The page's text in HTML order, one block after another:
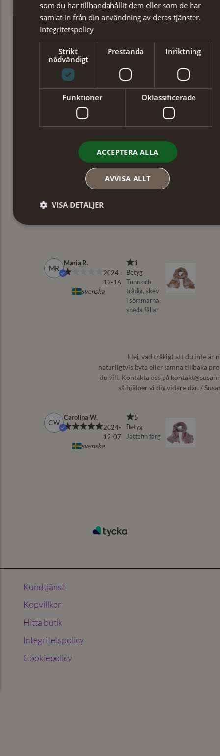
Kundtjänst
Köpvillkor
Hitta butik
Integritetspolicy
Cookiepolicy
som du har tillhandahållit dem eller som de har
samlat in från din användning av deras tjänster.
Integritetspolicy
Strikt
nödvändigt
Prestanda Inriktning
Funktioner Oklassificerade
ACCEPTERA ALLA
AVVISA ALLT
VISA DETALJER